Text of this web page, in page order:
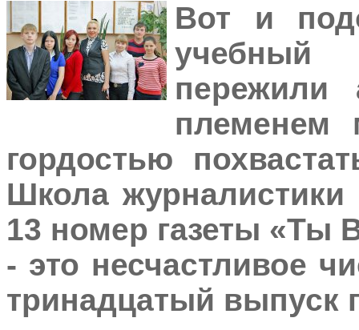
Вот и
учебный
пережили
гордостью
Школа
13 номер газеты «Ты
- это несчастливое
тринадцатый выпуск